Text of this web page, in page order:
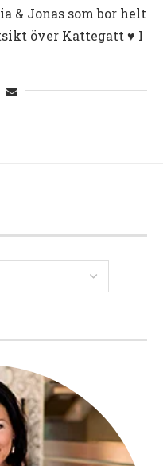
& Jonas som bor helt
över Kattegatt ♥︎ I